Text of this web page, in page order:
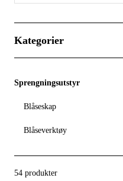
Kategorier
Sprengningsutstyr
Blåseskap
Blåseverktøy
54 produkter